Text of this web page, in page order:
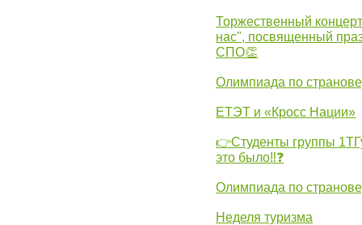
Торжественный
нас", посвященный
СПО👏
Олимпиада по
ЕТЭТ и «Кросс Нации»
👉Студенты группы
это было‼❓
Олимпиада по
Неделя туризма